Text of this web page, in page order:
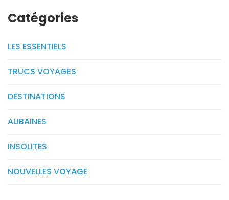
Catégories
LES ESSENTIELS
TRUCS VOYAGES
DESTINATIONS
AUBAINES
INSOLITES
NOUVELLES VOYAGE